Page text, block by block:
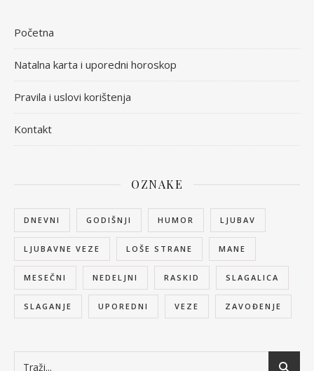
Početna
Natalna karta i uporedni horoskop
Pravila i uslovi korištenja
Kontakt
OZNAKE
DNEVNI GODIŠNJI HUMOR LJUBAV
LJUBAVNE VEZE LOŠE STRANE MANE
MESEČNI NEDELJNI RASKID SLAGALICA
SLAGANJE UPOREDNI VEZE ZAVOĐENJE